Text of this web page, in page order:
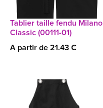
Tablier taille fendu Milano
Classic (00111-01)
A partir de 21.43 €